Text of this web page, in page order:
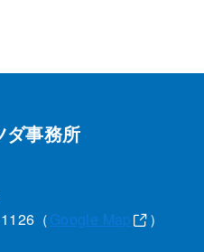
ダ事務所
（Google Map ）